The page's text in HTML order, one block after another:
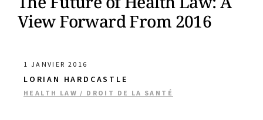
View Forward From 2016
1 JANVIER 2016
LORIAN HARDCASTLE
HEALTH LAW / DROIT DE LA SANTÉ